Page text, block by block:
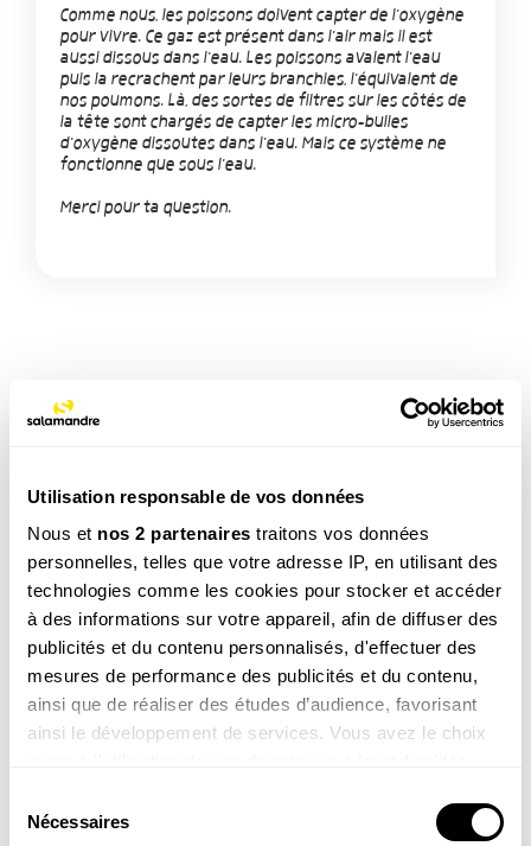
Utilisation responsable de vos données
Nous et nos 2 partenaires traitons vos données
personnelles, telles que votre adresse IP, en utilisant des
technologies comme les cookies pour stocker et accéder
à des informations sur votre appareil, afin de diffuser des
publicités et du contenu personnalisés, d'effectuer des
mesures de performance des publicités et du contenu,
ainsi que de réaliser des études d’audience, favorisant
ainsi le développement de services. Vous avez le choix
tout moment en consultant la Déclaration relative aux
Nécessaires
Comme nous, les poissons doivent capter de l'oxygène
pour vivre. Ce gaz est présent dans l'air mais il est
aussi dissous dans l'eau. Les poissons avalent l'eau
puis la recrachent par leurs branchies, l'équivalent de
nos poumons. Là, des sortes de filtres sur les côtés de
la tête sont chargés de capter les micro-bulles
d'oxygène dissoutes dans l'eau. Mais ce système ne
fonctionne que sous l'eau.
Merci pour ta question.
TAGS
NOS 3 REVUES
REVUE SALAMANDRE
Plongez au coeur d'une nature insolite près de chez
vous
Découvrir la revue